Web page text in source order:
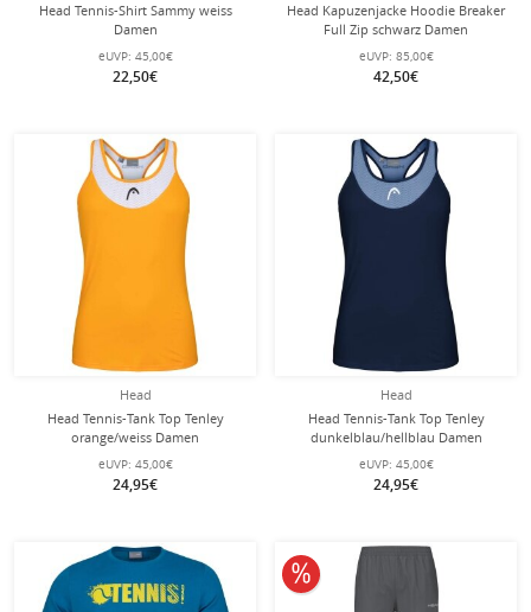
Head Tennis-Shirt Sammy weiss
Damen
eUVP: 45,00€
22,50€
Head Kapuzenjacke Hoodie Breaker
Full Zip schwarz Damen
eUVP: 85,00€
42,50€
Head
Head Tennis-Tank Top Tenley
orange/weiss Damen
eUVP: 45,00€
24,95€
Head
Head Tennis-Tank Top Tenley
dunkelblau/hellblau Damen
eUVP: 45,00€
24,95€
10% reduziert